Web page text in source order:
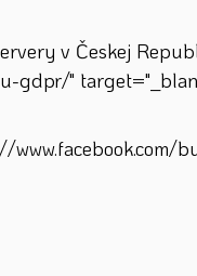
v Českej
gdpr/"